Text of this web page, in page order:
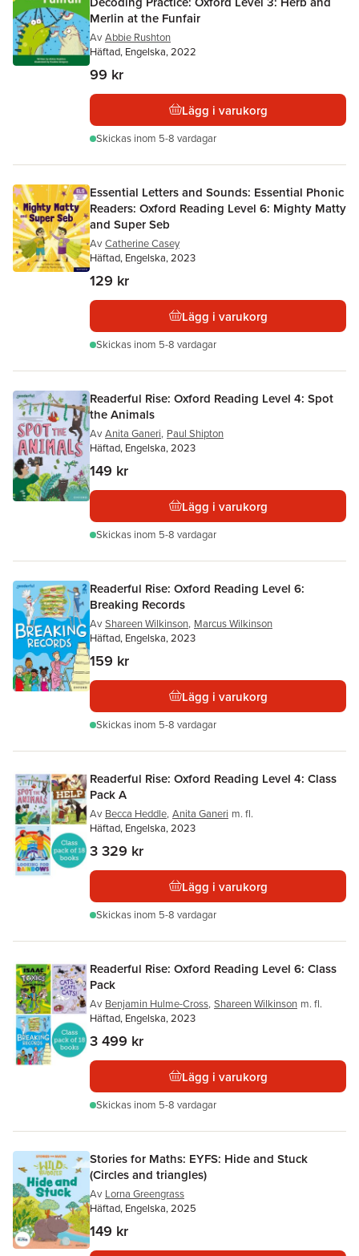
Merlin at the Funfair
Av Abbie Rushton
Häftad, Engelska, 2022
99 kr
Lägg i varukorg
Skickas inom 5-8 vardagar
Essential Letters and Sounds: Essential Phonic
Readers: Oxford Reading Level 6: Mighty Matty
and Super Seb
Av Catherine Casey
Häftad, Engelska, 2023
129 kr
Lägg i varukorg
Skickas inom 5-8 vardagar
Readerful Rise: Oxford Reading Level 4: Spot
the Animals
Av Anita Ganeri, Paul Shipton
Häftad, Engelska, 2023
149 kr
Lägg i varukorg
Skickas inom 5-8 vardagar
Readerful Rise: Oxford Reading Level 6:
Breaking Records
Av Shareen Wilkinson, Marcus Wilkinson
Häftad, Engelska, 2023
159 kr
Lägg i varukorg
Skickas inom 5-8 vardagar
Readerful Rise: Oxford Reading Level 4: Class
Pack A
Av Becca Heddle, Anita Ganeri m. fl.
Häftad, Engelska, 2023
3 329 kr
Lägg i varukorg
Skickas inom 5-8 vardagar
Readerful Rise: Oxford Reading Level 6: Class
Pack
Av Benjamin Hulme-Cross, Shareen Wilkinson m. fl.
Häftad, Engelska, 2023
3 499 kr
Lägg i varukorg
Skickas inom 5-8 vardagar
Stories for Maths: EYFS: Hide and Stuck
(Circles and triangles)
Av Lorna Greengrass
Häftad, Engelska, 2025
149 kr